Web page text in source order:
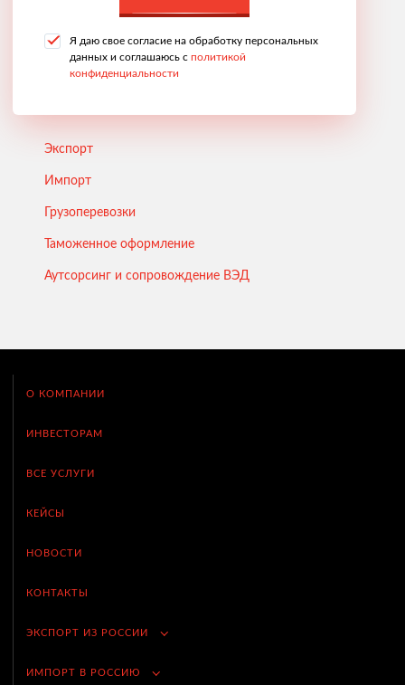
Я даю свое согласие на обработку персональных
данных и соглашаюсь с политикой
конфиденциальности
Экспорт
Импорт
Грузоперевозки
Таможенное оформление
Аутсорсинг и сопровождение ВЭД
О КОМПАНИИ
ИНВЕСТОРАМ
ВСЕ УСЛУГИ
КЕЙСЫ
НОВОСТИ
КОНТАКТЫ
ЭКСПОРТ ИЗ РОССИИ
ИМПОРТ В РОССИЮ